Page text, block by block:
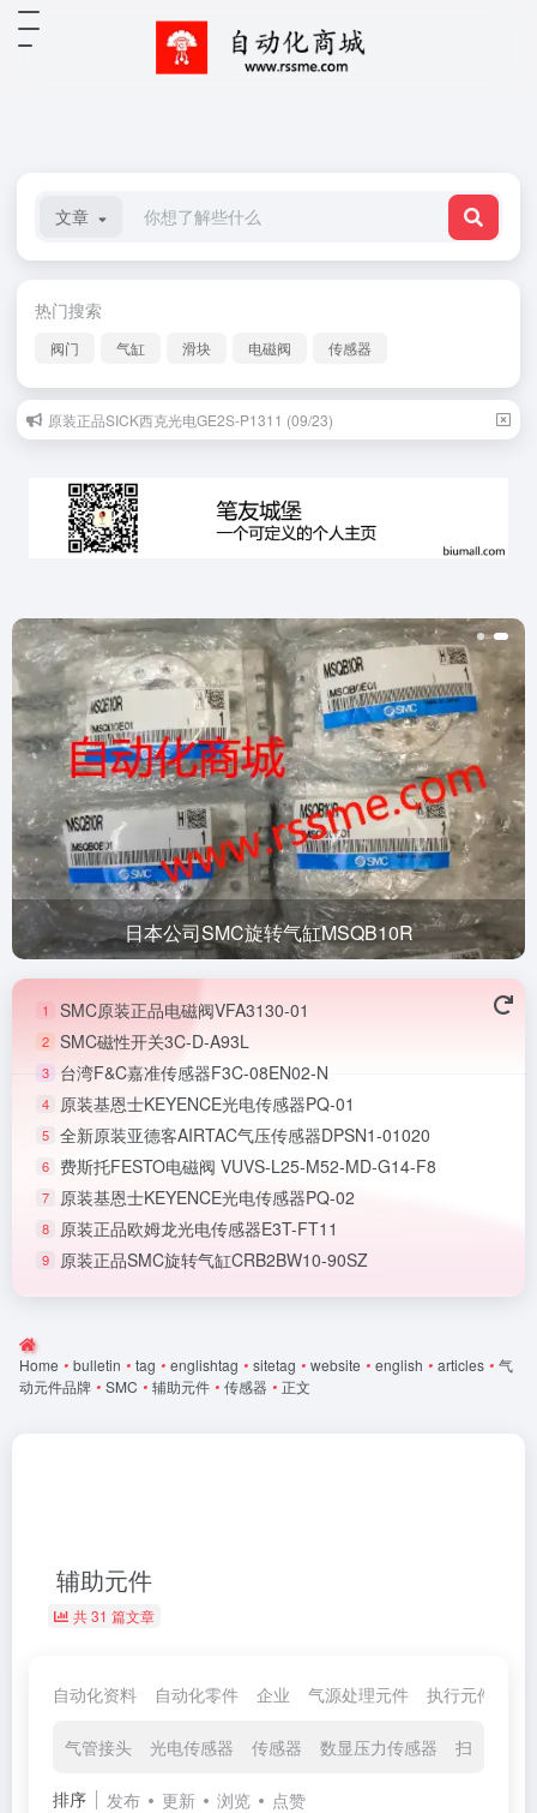
文章
热门搜索
阀门 气缸 滑块 电磁阀 传感器
原装正品SICK西克光电GE2S-P1311 (09/23)
日本公司SMC旋转气缸MSQB10R
1 SMC原装正品电磁阀VFA3130-01
2 SMC磁性开关3C-D-A93L
3 台湾F&C嘉准传感器F3C-08EN02-N
4 原装基恩士KEYENCE光电传感器PQ-01
5 全新原装亚德客AIRTAC气压传感器DPSN1-01020
6 费斯托FESTO电磁阀 VUVS-L25-M52-MD-G14-F8
7 原装基恩士KEYENCE光电传感器PQ-02
8 原装正品欧姆龙光电传感器E3T-FT11
9 原装正品SMC旋转气缸CRB2BW10-90SZ
Home • bulletin • tag • englishtag • sitetag • website • english • articles • 气
动元件品牌 • SMC • 辅助元件 • 传感器 • 正文
辅助元件
共 31 篇文章
自动化资料 自动化零件 企业 气源处理元件 执行元件
气管接头 光电传感器‌ 传感器 数显压力传感器 扫码器
排序 发布 更新 浏览 点赞